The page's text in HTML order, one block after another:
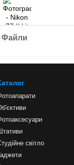
Файли
світло